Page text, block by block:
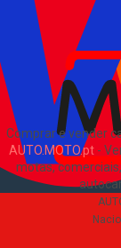
Comprar e vender
AUTO.MOTO.pt-
motas,